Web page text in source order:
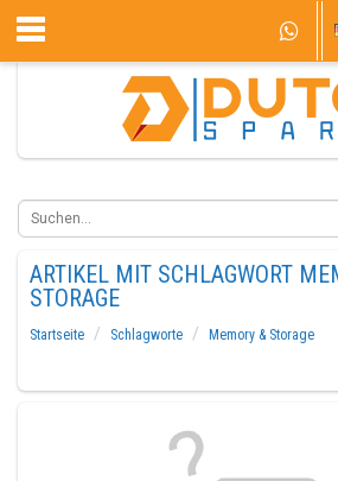
ARTIKEL MIT SCHLAGWORT
STORAGE
Startseite Schlagworte
Memory & Storage